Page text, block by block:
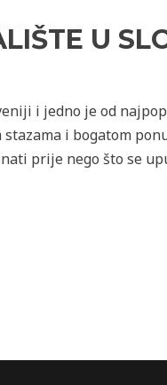
U
i jedno je od
i bogatom
prije nego što se